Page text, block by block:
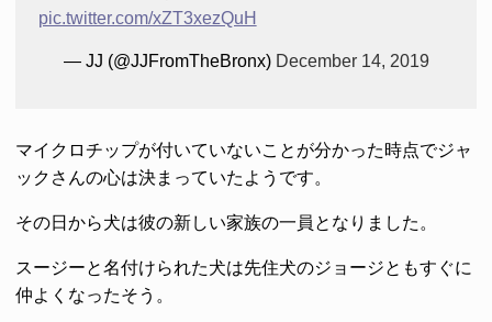
pic.twitter.com/xZT3xezQuH
— JJ (@JJFromTheBronx) December 14, 2019
マイクロチップが付いていないことが分かった時点でジャ
ックさんの心は決まっていたようです。
その日から犬は彼の新しい家族の一員となりました。
スージーと名付けられた犬は先住犬のジョージともすぐに
仲よくなったそう。